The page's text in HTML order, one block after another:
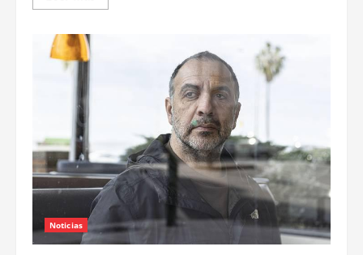
más
fomento
festivales
de
cine
bonaerenses
Noticias